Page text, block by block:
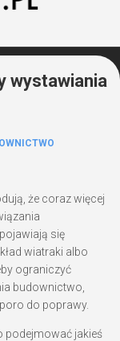
wystawiania
że coraz więcej
się
wiatraki albo
ograniczyć
budownictwo,
do poprawy.
podejmować jakieś